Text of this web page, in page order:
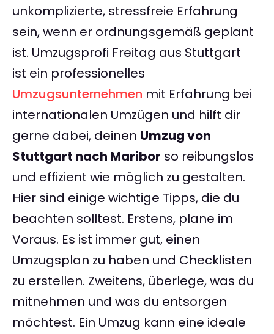
unkomplizierte, stressfreie Erfahrung
sein, wenn er ordnungsgemäß geplant
ist. Umzugsprofi Freitag aus Stuttgart
ist ein professionelles
Umzugsunternehmen mit Erfahrung bei
internationalen Umzügen und hilft dir
gerne dabei, deinen Umzug von
Stuttgart nach Maribor so reibungslos
und effizient wie möglich zu gestalten.
Hier sind einige wichtige Tipps, die du
beachten solltest. Erstens, plane im
Voraus. Es ist immer gut, einen
Umzugsplan zu haben und Checklisten
zu erstellen. Zweitens, überlege, was du
mitnehmen und was du entsorgen
möchtest. Ein Umzug kann eine ideale